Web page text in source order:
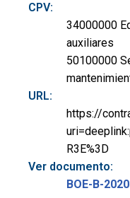
CPV:
34000000
auxiliares
50100000
URL:
https://
R3E%3D
Ver documento:
BOE-B-